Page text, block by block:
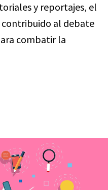
y reportajes, el
contribuido al debate
combatir la